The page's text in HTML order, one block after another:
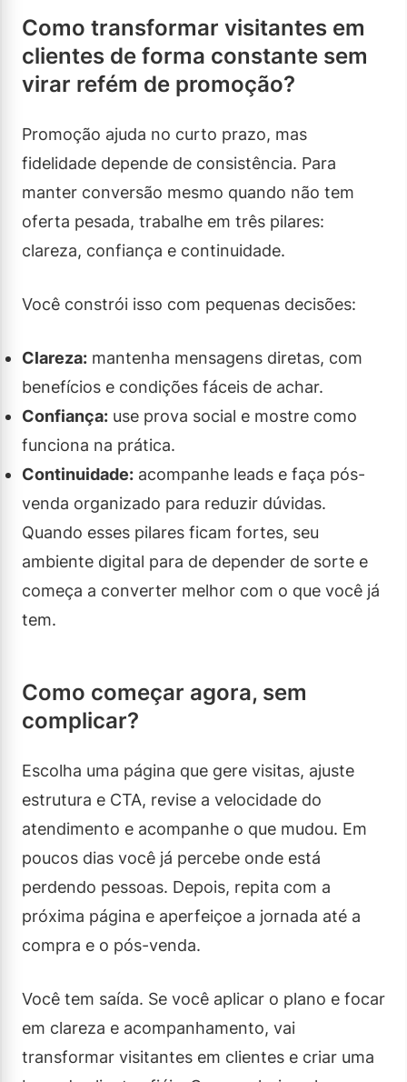
Como transformar visitantes em
clientes de forma constante sem
virar refém de promoção?
Promoção ajuda no curto prazo, mas
fidelidade depende de consistência. Para
manter conversão mesmo quando não tem
oferta pesada, trabalhe em três pilares:
clareza, confiança e continuidade.
Você constrói isso com pequenas decisões:
Clareza: mantenha mensagens diretas, com
benefícios e condições fáceis de achar.
Confiança: use prova social e mostre como
funciona na prática.
Continuidade: acompanhe leads e faça pós-
venda organizado para reduzir dúvidas.
Quando esses pilares ficam fortes, seu
ambiente digital para de depender de sorte e
começa a converter melhor com o que você já
tem.
Como começar agora, sem
complicar?
Escolha uma página que gere visitas, ajuste
estrutura e CTA, revise a velocidade do
atendimento e acompanhe o que mudou. Em
poucos dias você já percebe onde está
perdendo pessoas. Depois, repita com a
próxima página e aperfeiçoe a jornada até a
compra e o pós-venda.
Você tem saída. Se você aplicar o plano e focar
em clareza e acompanhamento, vai
transformar visitantes em clientes e criar uma